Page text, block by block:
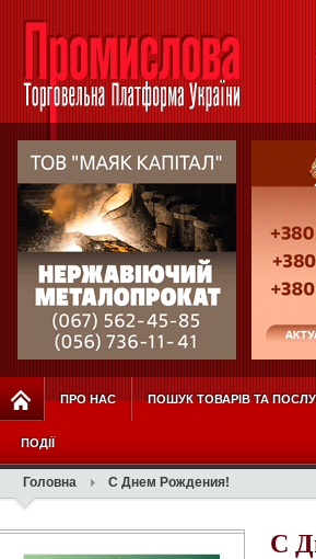
ПРО НАС ПОШУК ТОВАРІВ ТА
ПОДІЇ
Головна С Днем Рождения!
С